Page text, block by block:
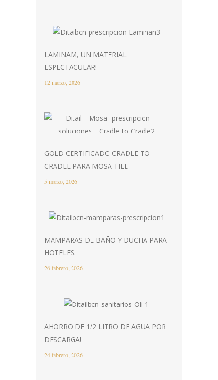
LAMINAM, UN MATERIAL
ESPECTACULAR!
12 marzo, 2026
GOLD CERTIFICADO CRADLE TO
CRADLE PARA MOSA TILE
5 marzo, 2026
MAMPARAS DE BAÑO Y DUCHA PARA
HOTELES.
26 febrero, 2026
AHORRO DE 1/2 LITRO DE AGUA POR
DESCARGA!
24 febrero, 2026